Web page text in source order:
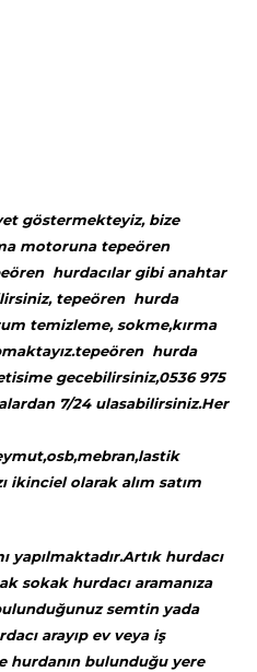
göstermekteyiz, bize
motoruna tepeören
hurdacılar gibi anahtar
tepeören hurda
temizleme, sokme,kırma
hurda
gecebilirsiniz,0536 975
7/24 ulasabilirsiniz.Her
ikinciel olarak alım satım
yapılmaktadır.Artık hurdacı
sokak hurdacı aramanıza
semtin yada
arayıp ev veya iş
hurdanın bulunduğu yere